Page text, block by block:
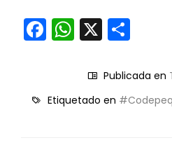
Facebook
WhatsApp
X
Publicada en
Etiquetado en